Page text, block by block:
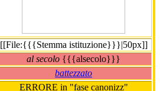
[[File:{{{Stemma istituzione}}}|50px]]
al secolo {{{alsecolo}}}
battezzato
ERRORE in "fase canonizz"